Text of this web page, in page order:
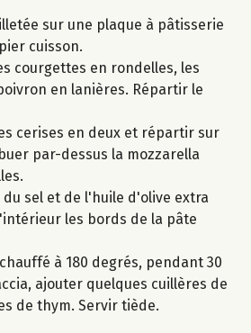
sur une plaque à pâtisserie
cuisson.
courgettes en rondelles, les
en lanières. Répartir le
cerises en deux et répartir sur
par-dessus la mozzarella
du sel et de l'huile d'olive extra
les bords de la pâte
à 180 degrés, pendant 30
ajouter quelques cuillères de
de thym. Servir tiède.